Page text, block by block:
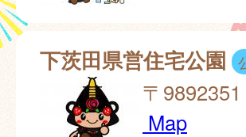
下茨田県営住宅公園
〒
Map